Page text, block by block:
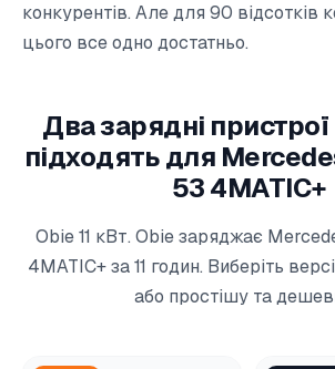
конкурентів. Але для 90 відсотків
цього все одно достатньо.
Два зарядні
підходять для
53 4MATIC+
Obie 11 кВт. Obie заряджає
4MATIC+ за 11 годин. Виберіть
або простішу та